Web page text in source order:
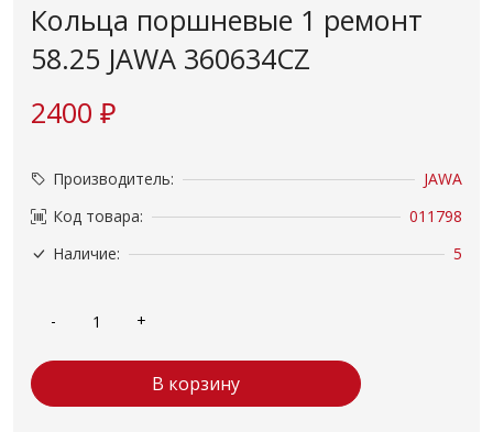
Кольца поршневые 1 ремонт
58.25 JAWA 360634CZ
2400 ₽
Производитель:
JAWA
Код товара:
011798
Наличие:
5
В корзину